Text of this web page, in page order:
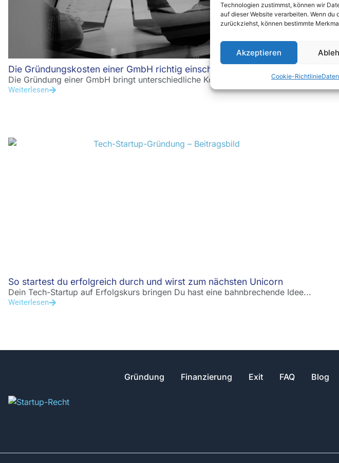
Technologien zustimmst, können wir
auf dieser Website verarbeiten. Wenn
zurückziehst, können bestimmte
Akzeptieren
Cookie-Richtlinie
Die Gründungskosten einer GmbH richtig einschätzen
Die Gründung einer GmbH bringt unterschiedliche Kosten mit sich Die...
Weiterlesen
So startest du erfolgreich durch und wirst zum nächsten Unicorn
Dein Tech-Startup auf Erfolgskurs bringen Du hast eine bahnbrechende Idee...
Weiterlesen
Gründung Finanzierung Exit FAQ Blog